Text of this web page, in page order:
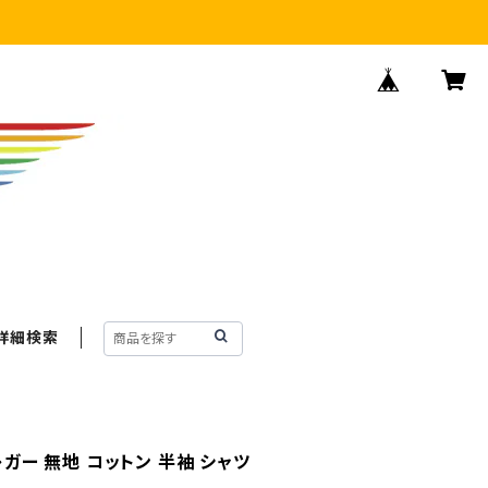
細検索
ー 無地 コットン 半袖 シャツ